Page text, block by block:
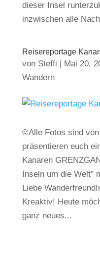
dieser Insel
inzwischen alle
Reisereportage
von Steffi | Mai 20,
Wandern
©Alle Fotos sind
präsentieren euch
Kanaren
Inseln um die Welt"
Liebe
Kreaktiv! Heute
ganz neues...